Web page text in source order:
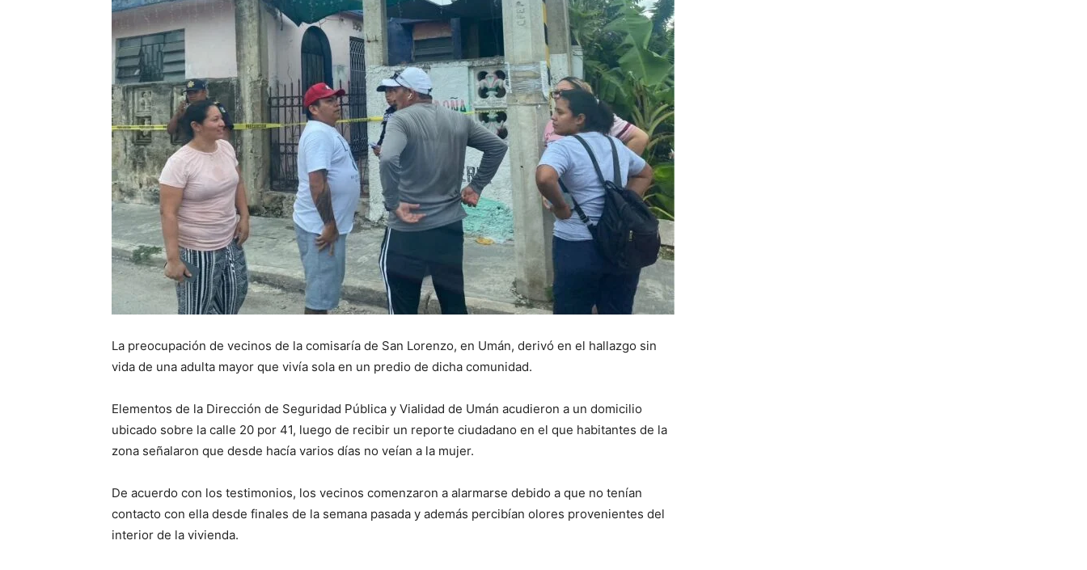
La preocupación de vecinos de la comisaría de San Lorenzo, en Umán, derivó en el hallazgo sin
vida de una adulta mayor que vivía sola en un predio de dicha comunidad.
Elementos de la Dirección de Seguridad Pública y Vialidad de Umán acudieron a un domicilio
ubicado sobre la calle 20 por 41, luego de recibir un reporte ciudadano en el que habitantes de la
zona señalaron que desde hacía varios días no veían a la mujer.
De acuerdo con los testimonios, los vecinos comenzaron a alarmarse debido a que no tenían
contacto con ella desde finales de la semana pasada y además percibían olores provenientes del
interior de la vivienda.